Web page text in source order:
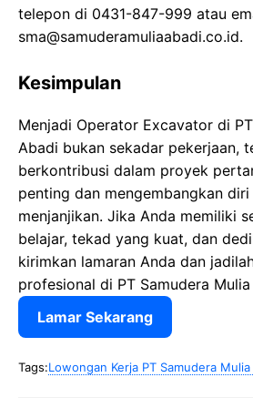
telepon di 0431-847-999 atau
sma@samuderamuliaabadi.co.id.
Kesimpulan
Menjadi Operator Excavator di
Abadi bukan sekadar pekerjaan,
berkontribusi dalam proyek
penting dan mengembangkan
menjanjikan. Jika Anda memiliki
belajar, tekad yang kuat, dan
kirimkan lamaran Anda dan
profesional di PT Samudera
Lamar Sekarang
Tags:Lowongan Kerja PT Samudera